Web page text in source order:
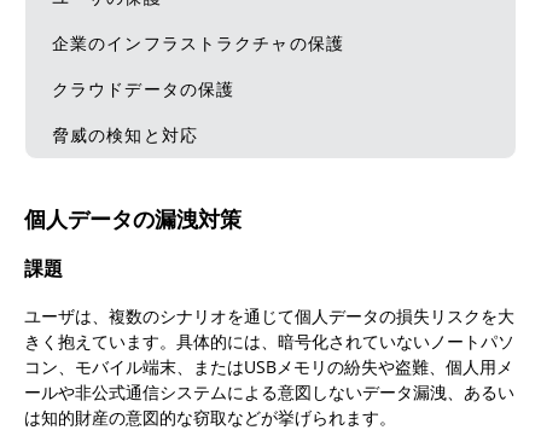
企業のインフラストラクチャの保護
クラウドデータの保護
脅威の検知と対応
個人データの漏洩対策​
課題
ユーザは、複数のシナリオを通じて個人データの損失リスクを大
きく抱えています。具体的には、暗号化されていないノートパソ
コン、モバイル端末、またはUSBメモリの紛失や盗難、個人用メ
ールや非公式通信システムによる意図しないデータ漏洩、あるい
は知的財産の意図的な窃取などが挙げられます。